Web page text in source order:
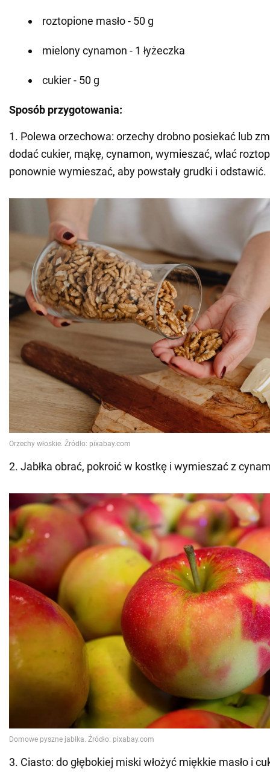
roztopione masło - 50 g
mielony cynamon - 1 łyżeczka
cukier - 50 g
Sposób przygotowania:
1. Polewa orzechowa: orzechy drobno posiekać lub
dodać cukier, mąkę, cynamon, wymieszać, wlać
ponownie wymieszać, aby powstały grudki i odstawić.
2. Jabłka obrać, pokroić w kostkę i wymieszać z
3. Ciasto: do głębokiej miski włożyć miękkie masło i